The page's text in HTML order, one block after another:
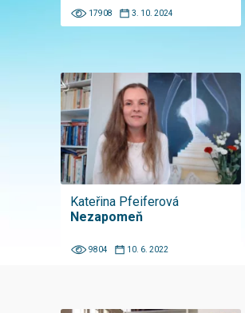
17908 3. 10. 2024
Kateřina Pfeiferová
Nezapomeň
9804 10. 6. 2022